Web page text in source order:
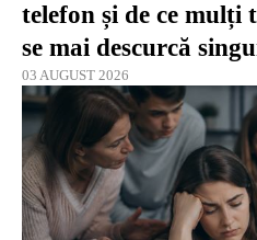
telefon și de ce mulți
se mai descurcă
03 AUGUST 2026